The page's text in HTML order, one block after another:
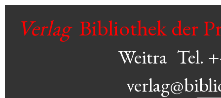
VerlagBibliothek der
Weitra Tel.